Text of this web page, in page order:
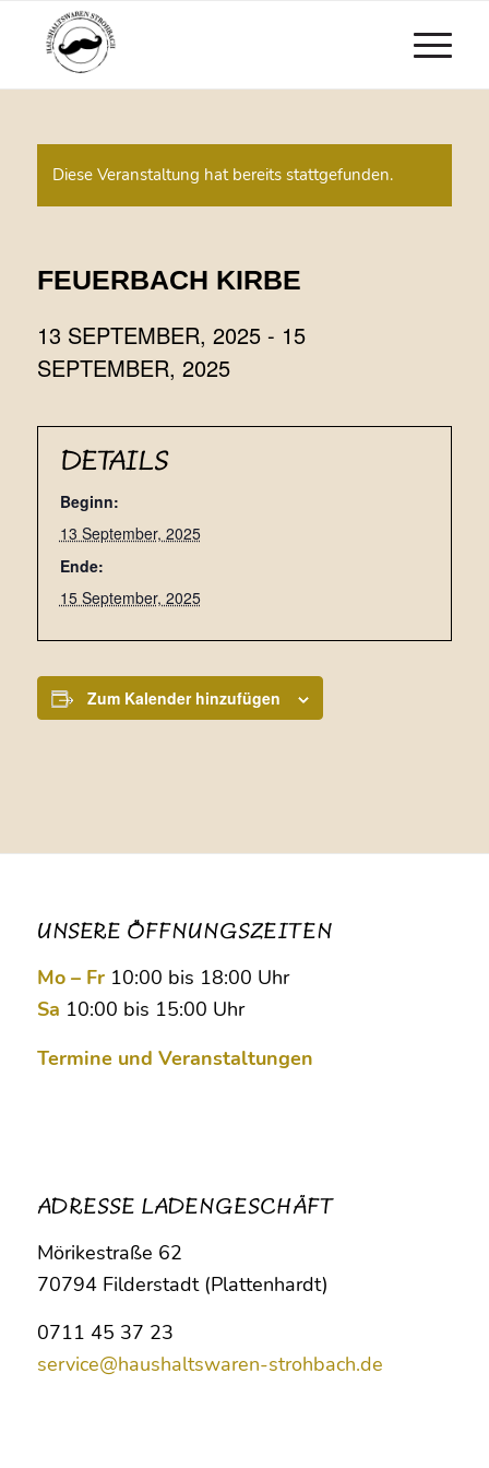
Diese Veranstaltung hat bereits stattgefunden.
FEUERBACH KIRBE
13 SEPTEMBER, 2025- 15
SEPTEMBER, 2025
DETAILS
Beginn:
13 September, 2025
Ende:
15 September, 2025
Zum Kalender hinzufügen
UNSERE ÖFFNUNGSZEITEN
Mo – Fr10:00 bis 18:00 Uhr
Sa 10:00 bis 15:00 Uhr
Termine und Veranstaltungen
ADRESSE LADENGESCHÄFT
Mörikestraße 62
70794 Filderstadt (Plattenhardt)
0711 45 37 23
service@haushaltswaren-strohbach.de